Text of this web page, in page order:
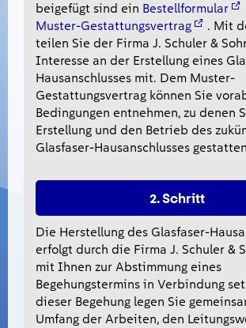
beigefügt sind ein Bestellformular
Muster-Gestattungsvertrag
. Mit
teilen Sie der Firma J. Schuler &
Interesse an der Erstellung eines
Hausanschlusses mit. Dem Muster-
Gestattungsvertrag können Sie
Bedingungen entnehmen, zu denen
Erstellung und den Betrieb des
Glasfaser-Hausanschlusses
2. Schritt
Die Herstellung des Glasfaser-
erfolgt durch die Firma J. Schuler &
mit Ihnen zur Abstimmung eines
Begehungstermins in Verbindung
dieser Begehung legen Sie
Umfang der Arbeiten, den